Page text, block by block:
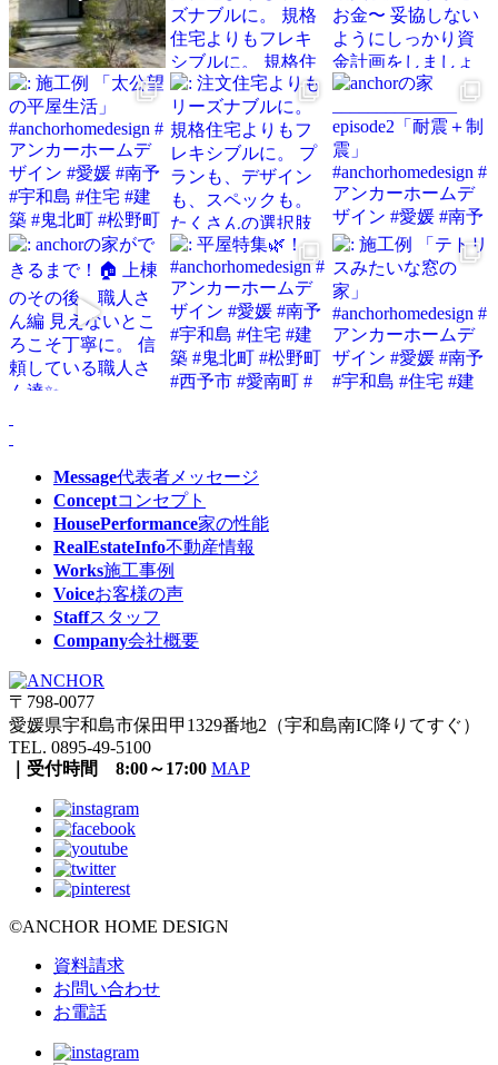
Message代表者メッセージ
Conceptコンセプト
HousePerformance家の性能
RealEstateInfo不動産情報
Works施工事例
Voiceお客様の声
Staffスタッフ
Company会社概要
〒798-0077
愛媛県宇和島市保田甲1329番地2（宇和島南IC降りてすぐ）
TEL. 0895-49-5100
｜受付時間 8:00～17:00 MAP
©ANCHOR HOME DESIGN
資料請求
お問い合わせ
お電話